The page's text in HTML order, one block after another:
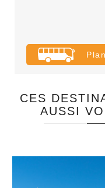
CES
AUSSI